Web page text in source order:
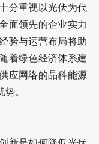
分重视以光伏为代
面领先的企业实力
验与运营布局将助
着绿色经济体系建
应网络的晶科能源
。